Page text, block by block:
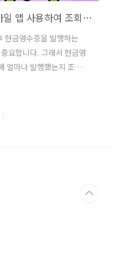
현금영수증 조회 홈택스 사이트 모바일 앱 사용하여 조회 확인
현금영수증을 발행하는
요합니다. 그래서 현금영
얼마나 발행했는지 조회
PC 사이트와 손택스 앱
위해서는 본인인증을 위